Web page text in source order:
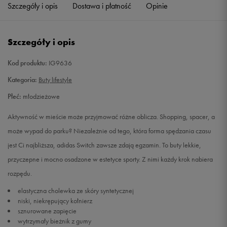
Szczegóły i opis Dostawa i płatność Opinie
Szczegóły i opis
Kod produktu: IG9636
Kategoria: Buty lifestyle
Płeć: młodzieżowe
Aktywność w mieście może przyjmować różne oblicza. Shopping, spacer, a
może wypad do parku? Niezależnie od tego, która forma spędzania czasu
jest Ci najbliższa, adidas Switch zawsze zdają egzamin. To buty lekkie,
przyczepne i mocno osadzone w estetyce sporty. Z nimi każdy krok nabiera
rozpędu.
elastyczna cholewka ze skóry syntetycznej
niski, niekrępujący kołnierz
sznurowane zapięcie
wytrzymały bieżnik z gumy